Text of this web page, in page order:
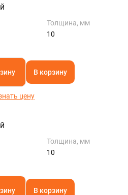
Толщина, мм
10
В корзину
цену
Толщина, мм
10
В корзину